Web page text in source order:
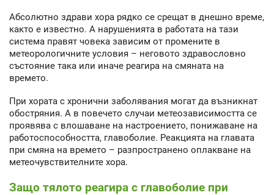
Абсолютно здрави хора рядко се срещат в днешно време,
както е известно. А нарушенията в работата на тази
система правят човека зависим от промените в
метеорологичните условия – неговото здравословно
състояние така или иначе реагира на смяната на
времето.
При хората с хронични заболявания могат да възникнат
обостряния. А в повечето случаи метеозависимостта се
проявява с влошаване на настроението, понижаване на
работоспособността, главоболие. Реакцията на главата
при смяна на времето – разпространено оплакване на
метеочувствителните хора.
Защо тялото реагира с главоболие при